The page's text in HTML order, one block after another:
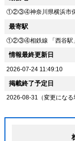
①②③④神奈川県横浜市保
最寄駅
①②③④相鉄線 「西谷駅」
情報最終更新日
2026-07-24 11:49:10
掲載終了予定日
2026-08-31（変更になる